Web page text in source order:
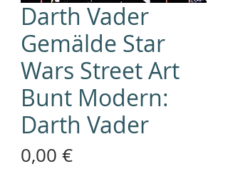
Darth Vader
Gemälde Star
Wars Street Art
Bunt Modern:
Darth Vader
0,00 €Preis